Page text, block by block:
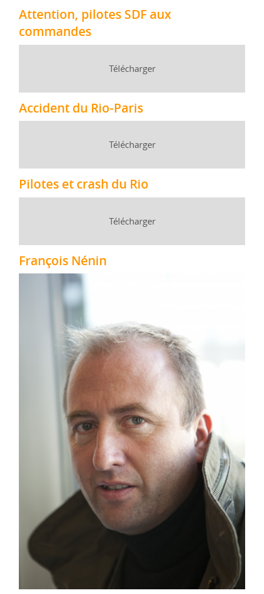
Attention, pilotes SDF aux
commandes
Télécharger
Accident du Rio-Paris
Télécharger
Pilotes et crash du Rio
Télécharger
François Nénin